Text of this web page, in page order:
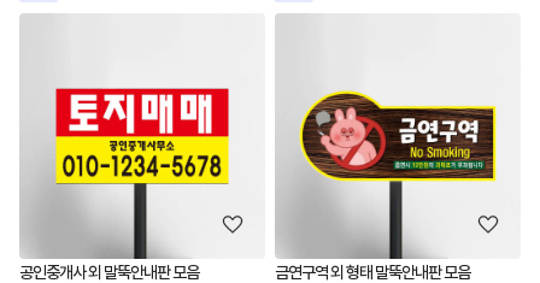
공인중개사 외 말뚝안내판 모음 금연구역 외 형태 말뚝안내판 모음